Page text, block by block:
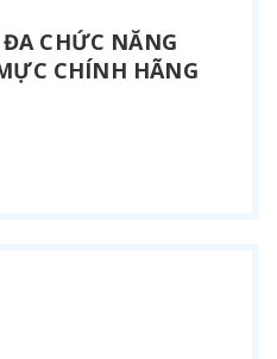
CHỨC NĂNG
CHÍNH HÃNG